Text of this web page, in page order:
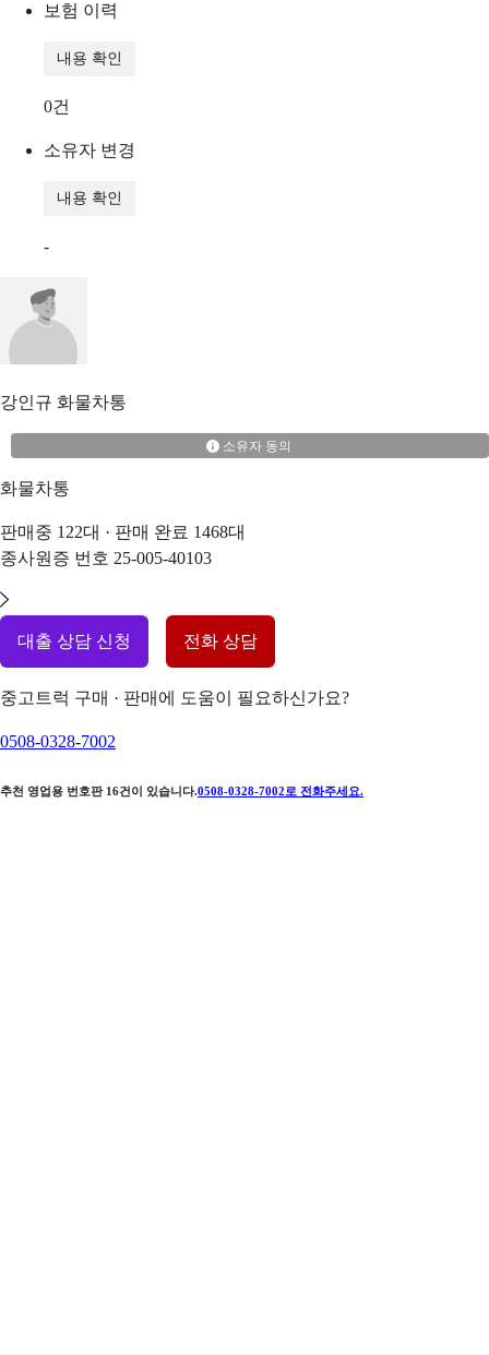
보험 이력
내용 확인
0건
소유자 변경
내용 확인
-
강인규 화물차통
소유자 동의
화물차통
판매중 122대 · 판매 완료 1468대
종사원증 번호 25-005-40103
대출 상담 신청 전화 상담
중고트럭 구매 · 판매에 도움이 필요하신가요?
0508-0328-7002
추천 영업용 번호판 16건이 있습니다.0508-0328-7002 로 전화주세요.